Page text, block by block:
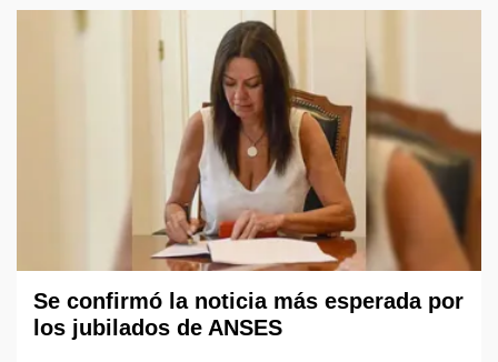
Se confirmó la noticia más esperada por
los jubilados de ANSES